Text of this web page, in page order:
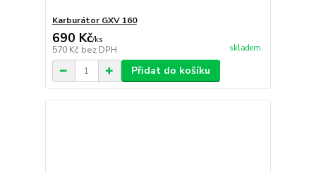
Karburátor GXV 160
690 Kč/ks
570 Kč bez DPH skladem
Přidat do košíku